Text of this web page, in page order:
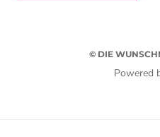
© DIE
Powered